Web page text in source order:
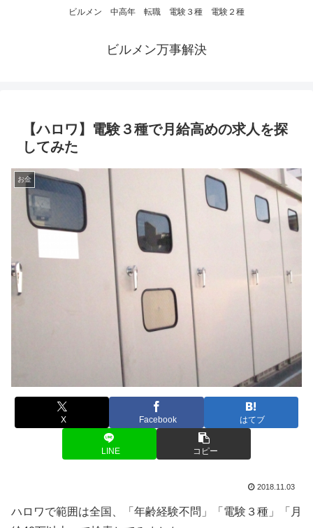
ビルメン 中高年 転職 電験３種 電験２種
ビルメン万事解決
【ハロワ】電験３種で月給高めの求人を探
してみた
お金
X Facebook はてブ
LINE コピー
2018.11.03
ハロワで範囲は全国、「年齢経験不問」「電験３種」「月